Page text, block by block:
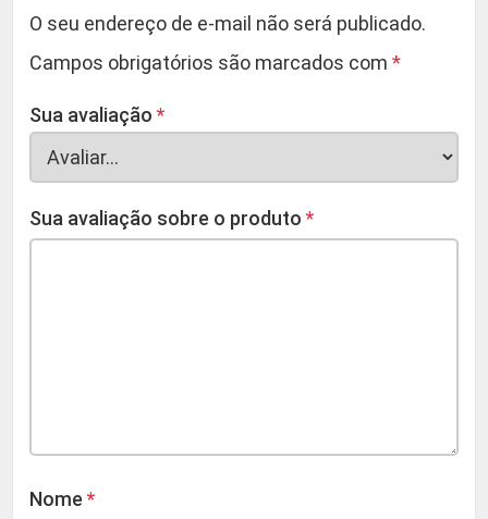
O seu endereço de e-mail não será publicado.
Campos obrigatórios são marcados com *
Sua avaliação *
Sua avaliação sobre o produto *
Nome *